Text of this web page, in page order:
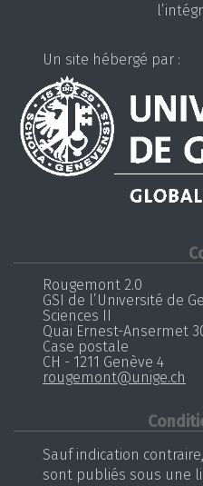
Un site hébergé par :
Rougemont 2.0
GSI de l’Université de
Sciences II
Quai Ernest-Ansermet
Case postale
CH - 1211 Genève 4
rougemont@unige.ch
Sauf indication
sont publiés sous une